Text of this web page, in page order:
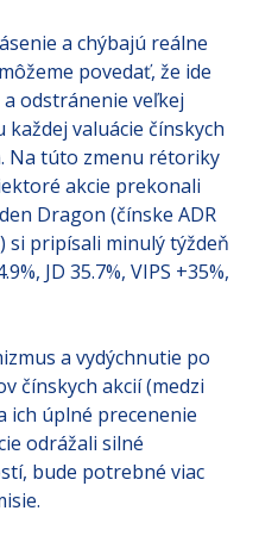
a chýbajú reálne
povedať, že ide
odstránenie veľkej
valuácie čínskych
Na túto zmenu rétoriky
akcie prekonali
Dragon (čínske ADR
si pripísali minulý týždeň
JD 35.7%, VIPS +35%,
a vydýchnutie po
čínskych akcií (medzi
ich úplné precenenie
odrážali silné
bude potrebné viac